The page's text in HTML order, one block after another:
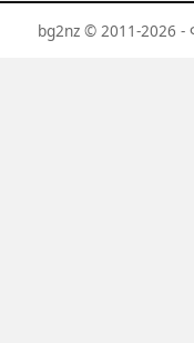
bg2nz © 2011-2026